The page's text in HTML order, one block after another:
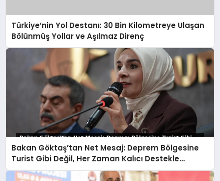
Türkiye’nin Yol Destanı: 30 Bin Kilometreye Ulaşan
Bölünmüş Yollar ve Aşılmaz Direnç
Bakan Göktaş’tan Net Mesaj: Deprem Bölgesine
Turist Gibi Değil, Her Zaman Kalıcı Destekle
Gidiyoruz!